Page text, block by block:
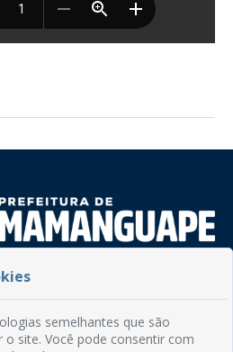
78, Centro
PB
2246semelhantes que são
o site. Você pode consentir com